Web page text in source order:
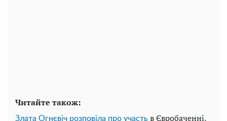
Читайте також:
Злата Огнєвіч розповіла про участь в Євробаченні,